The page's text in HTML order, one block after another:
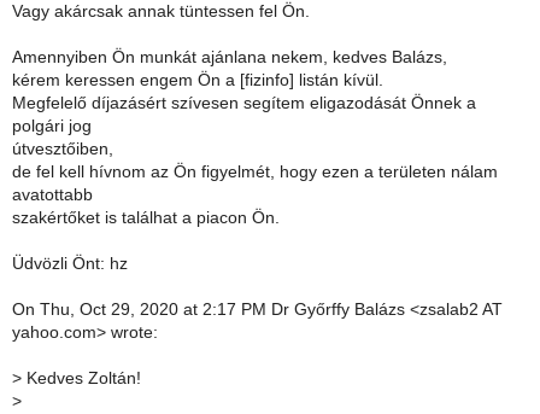
Vagy akárcsak annak tüntessen fel Ön.
Amennyiben Ön munkát ajánlana nekem, kedves Balázs,
kérem keressen engem Ön a [fizinfo] listán kívül.
Megfelelő díjazásért szívesen segítem eligazodását Önnek a
polgári jog
útvesztőiben,
de fel kell hívnom az Ön figyelmét, hogy ezen a területen nálam
avatottabb
szakértőket is találhat a piacon Ön.
Üdvözli Önt: hz
On Thu, Oct 29, 2020 at 2:17 PM Dr Győrffy Balázs <zsalab2 AT
yahoo.com> wrote:
> Kedves Zoltán!
>